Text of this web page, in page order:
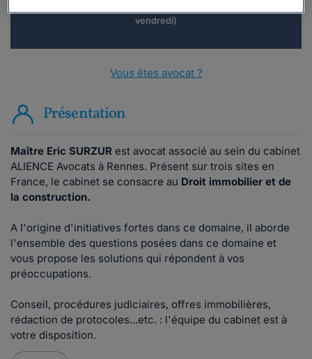
vendredi)
Vous êtes avocat ?
Présentation
Maître Eric SURZUR est avocat associé au sein du cabinet
ALIENCE Avocats à Rennes. Présent sur trois sites en
France, le cabinet se consacre au Droit immobilier et de
la construction.
A l'origine d'initiatives fortes dans ce domaine, il aborde
l'ensemble des questions posées dans ce domaine et
vous propose les solutions qui répondent à vos
préoccupations.
Conseil, procédures judiciaires, offres immobilières,
rédaction de protocoles...etc. : l'équipe du cabinet est à
votre disposition.